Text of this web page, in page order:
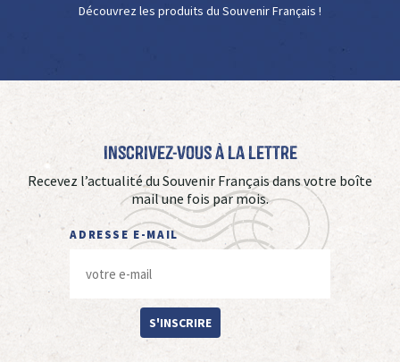
Découvrez les produits du Souvenir Français !
Inscrivez-vous à La Lettre
Recevez l’actualité du Souvenir Français dans votre boîte
mail une fois par mois.
ADRESSE E-MAIL
S'INSCRIRE